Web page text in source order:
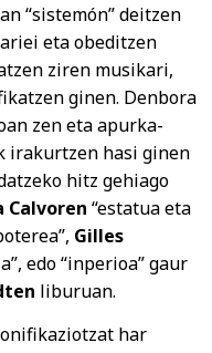
“sistemón” deitzen
eta obeditzen
ziren musikari,
ginen. Denbora
zen eta apurka-
irakurtzen hasi ginen
hitz gehiago
Calvoren “estatua eta
Gilles
edo “inperioa” gaur
liburuan.
har